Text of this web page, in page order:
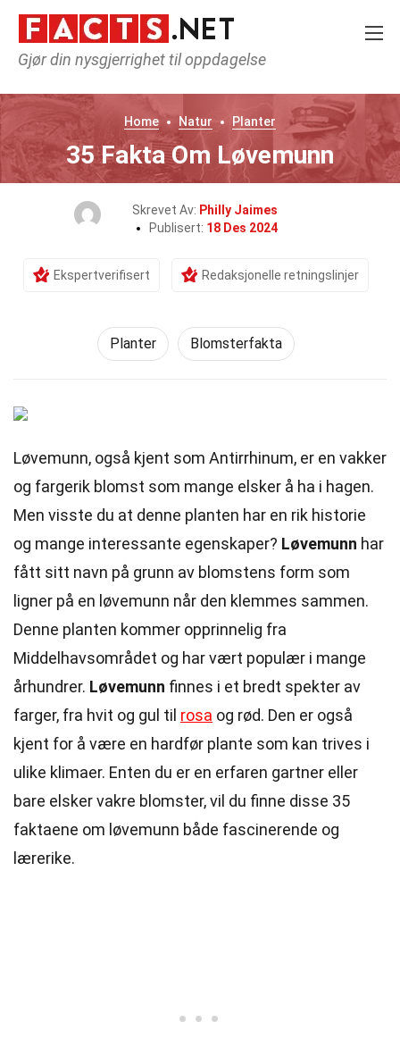
Gjør din nysgjerrighet til oppdagelse
Home Natur Planter
35 Fakta Om Løvemunn
Skrevet Av: Philly Jaimes
Publisert: 18 Des 2024
Ekspertverifisert Redaksjonelle retningslinjer
Planter Blomsterfakta
Løvemunn, også kjent som Antirrhinum, er en vakker
og fargerik blomst som mange elsker å ha i hagen.
Men visste du at denne planten har en rik historie
og mange interessante egenskaper? Løvemunn har
fått sitt navn på grunn av blomstens form som
ligner på en løvemunn når den klemmes sammen.
Denne planten kommer opprinnelig fra
Middelhavsområdet og har vært populær i mange
århundrer. Løvemunn finnes i et bredt spekter av
farger, fra hvit og gul til rosa og rød. Den er også
kjent for å være en hardfør plante som kan trives i
ulike klimaer. Enten du er en erfaren gartner eller
bare elsker vakre blomster, vil du finne disse 35
faktaene om løvemunn både fascinerende og
lærerike.